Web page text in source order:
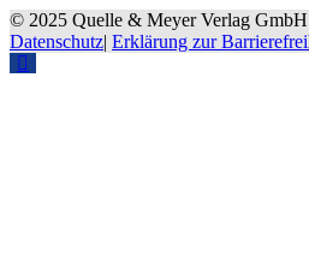
© 2025 Quelle & Meyer Verlag
Datenschutz| Erklärung zur